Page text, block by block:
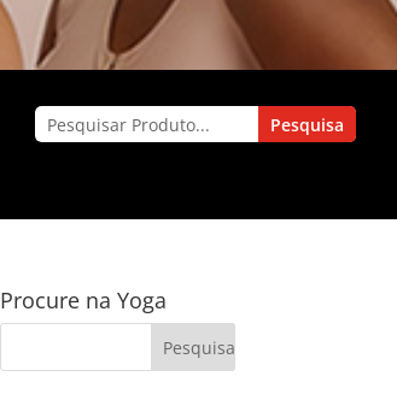
Procure na Yoga